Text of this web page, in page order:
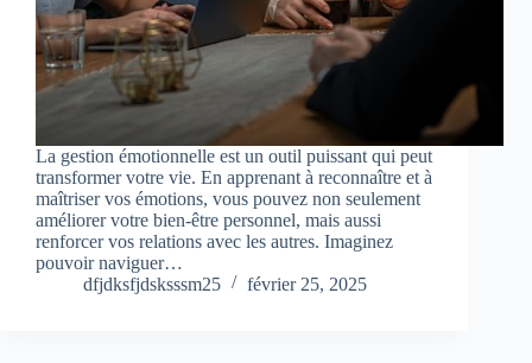
La gestion émotionnelle est un outil puissant qui peut
transformer votre vie. En apprenant à reconnaître et à
maîtriser vos émotions, vous pouvez non seulement
améliorer votre bien-être personnel, mais aussi
renforcer vos relations avec les autres. Imaginez
pouvoir naviguer…
dfjdksfjdsksssm25
février 25, 2025